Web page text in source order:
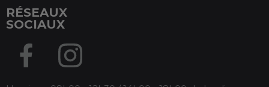
RÉSEAUX
SOCIAUX